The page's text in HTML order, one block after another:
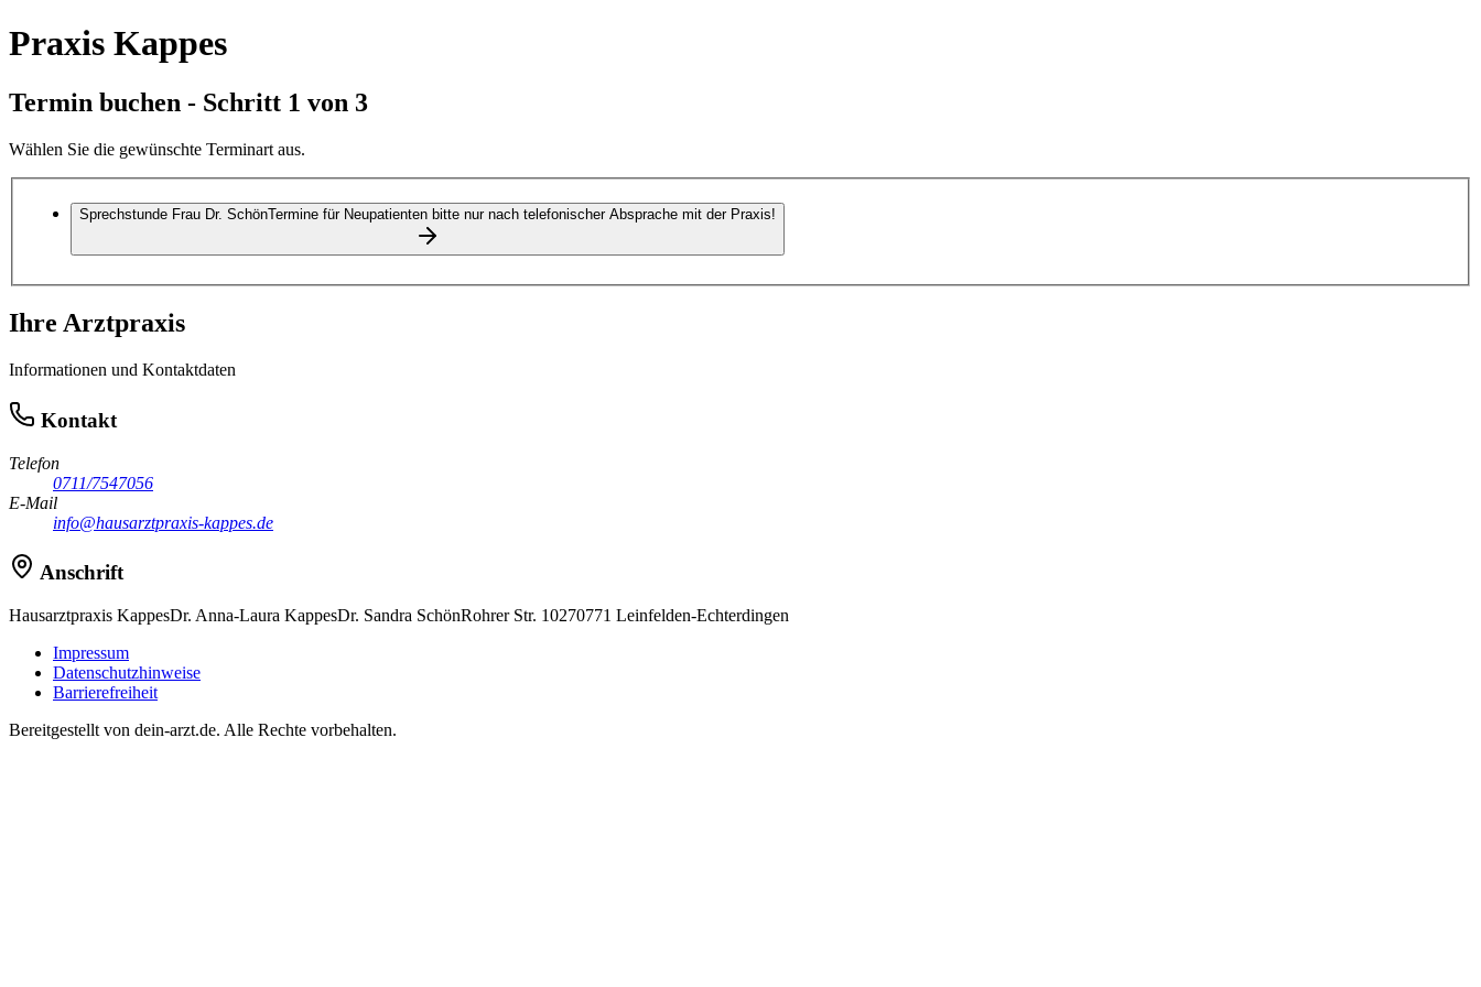
Praxis Kappes
Termin buchen - Schritt 1 von 3
Wählen Sie die gewünschte Terminart aus.
Sprechstunde Frau Dr. SchönTermine für Neupatienten bitte nur nach telefonischer Absprache mit der Praxis!
Ihre Arztpraxis
Informationen und Kontaktdaten
Kontakt
Telefon
0711/7547056
E-Mail
info@hausarztpraxis-kappes.de
Anschrift
Hausarztpraxis KappesDr. Anna-Laura KappesDr. Sandra SchönRohrer Str. 10270771 Leinfelden-Echterdingen
Impressum
Datenschutzhinweise
Barrierefreiheit
Bereitgestellt von dein-arzt.de. Alle Rechte vorbehalten.